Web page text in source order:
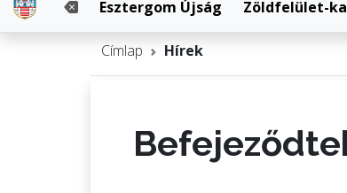
Esztergom Újság Zöldfelület-
Címlap Hírek